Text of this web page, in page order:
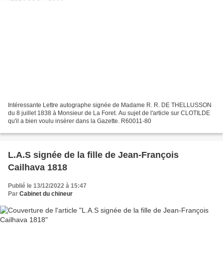
Intéressante Lettre autographe signée de Madame R. R. DE THELLUSSON
du 8 juillet 1838 à Monsieur de La Foret. Au sujet de l'article sur CLOTILDE
qu'il a bien voulu insérer dans la Gazette. R60011-80
L.A.S signée de la fille de Jean-François
Cailhava 1818
Publié le 13/12/2022 à 15:47
Par Cabinet du chineur